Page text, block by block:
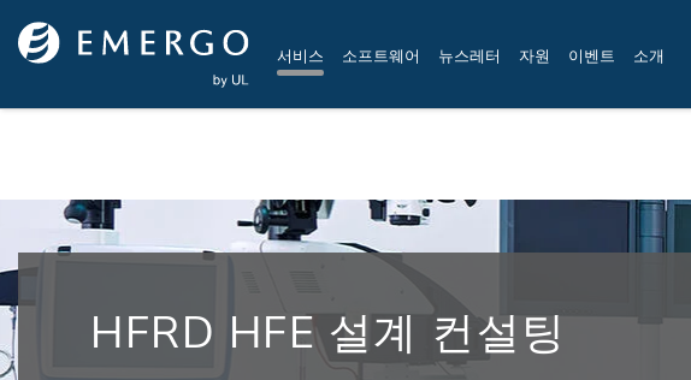
Skip to main content
서비스 소프트웨어 뉴스레터 자원 이벤트 소개
HFRD HFE 설계 컨설팅